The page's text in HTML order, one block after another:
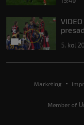
5. kol
Marketing
Member of